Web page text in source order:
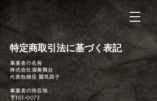
特定商取引法に基づく表記
事業者の名称
株式会社演奏舞台
​代表取締役 鷲見昌子
事業者の所在地
〒101-0073